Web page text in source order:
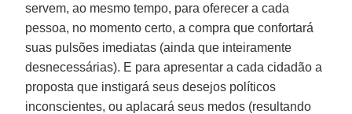
servem, ao mesmo tempo, para oferecer a cada
pessoa, no momento certo, a compra que confortará
suas pulsões imediatas (ainda que inteiramente
desnecessárias). E para apresentar a cada cidadão a
proposta que instigará seus desejos políticos
inconscientes, ou aplacará seus medos (resultando